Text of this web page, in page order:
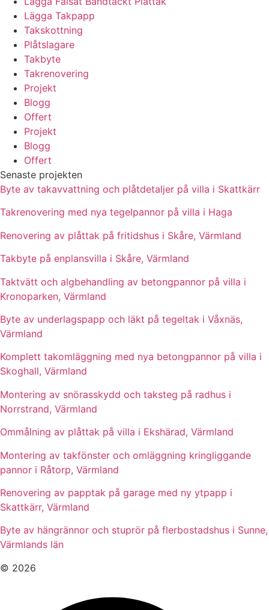
Lägga Takpapp
Takskottning
Plåtslagare
Takbyte
Takrenovering
Projekt
Blogg
Offert
Projekt
Blogg
Offert
Senaste projekten
Byte av takavvattning och plåtdetaljer på villa i Skattkärr
Takrenovering med nya tegelpannor på villa i Haga
Renovering av plåttak på fritidshus i Skåre, Värmland
Takbyte på enplansvilla i Skåre, Värmland
Taktvätt och algbehandling av betongpannor på villa i
Kronoparken, Värmland
Byte av underlagspapp och läkt på tegeltak i Våxnäs,
Värmland
Komplett takomläggning med nya betongpannor på villa i
Skoghall, Värmland
Montering av snörasskydd och taksteg på radhus i
Norrstrand, Värmland
Ommålning av plåttak på villa i Ekshärad, Värmland
Montering av takfönster och omläggning kringliggande
pannor i Råtorp, Värmland
Renovering av papptak på garage med ny ytpapp i
Skattkärr, Värmland
Byte av hängrännor och stuprör på flerbostadshus i Sunne,
Värmlands län
© 2026